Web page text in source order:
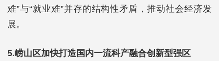
难”与“就业难”并存的结构性矛盾，推动社会经济发
展。
5.崂山区加快打造国内一流科产融合创新型强区